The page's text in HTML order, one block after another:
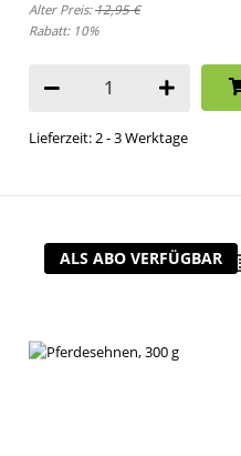
Alter Preis:12,95 €
Rabatt: 10%
Lieferzeit: 2 - 3 Werktage
ALS ABO VERFÜGBAR